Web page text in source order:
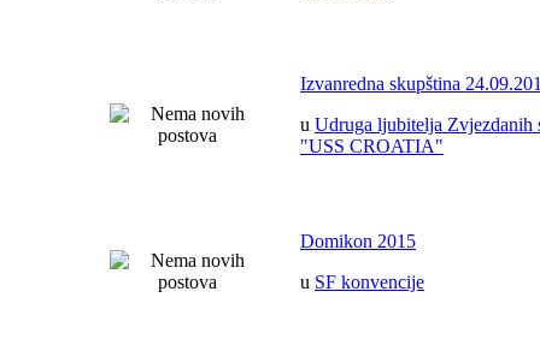
Izvanredna skupština
u Udruga ljubitelja Zvjezdanih
"USS CROATIA"
Domikon 2015
u SF konvencije